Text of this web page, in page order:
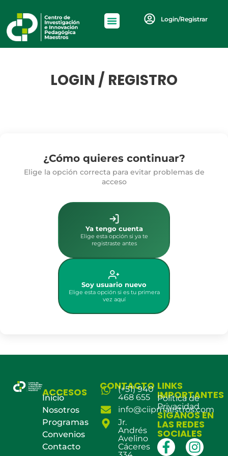
Login/Registrar
LOGIN / REGISTRO
¿Cómo quieres continuar?
Elige la opción correcta para evitar problemas de
acceso
Ya tengo cuenta
Elige esta opción si ya te
registraste antes
Soy usuario nuevo
Elige esta opción si es tu primera
vez aquí
ACCESOS
Inicio
Nosotros
Programas
Convenios
Contacto
CONTACTO
(+51) 940
468 655
info@ciipmaestros.com
Jr.
Andrés
Avelino
Cáceres
LINKS
IMPORTANTES
Política de
Privacidad
SÍGANOS EN
LAS REDES
SOCIALES